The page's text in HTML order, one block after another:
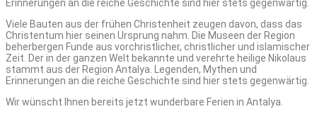
Erinnerungen an die reiche Geschichte sind hier stets gegenwärtig.
Viele Bauten aus der frühen Christenheit zeugen davon, dass das
Christentum hier seinen Ursprung nahm. Die Museen der Region
beherbergen Funde aus vorchristlicher, christlicher und islamischer
Zeit. Der in der ganzen Welt bekannte und verehrte heilige Nikolaus
stammt aus der Region Antalya. Legenden, Mythen und
Erinnerungen an die reiche Geschichte sind hier stets gegenwärtig.
Wir wünscht Ihnen bereits jetzt wunderbare Ferien in Antalya.